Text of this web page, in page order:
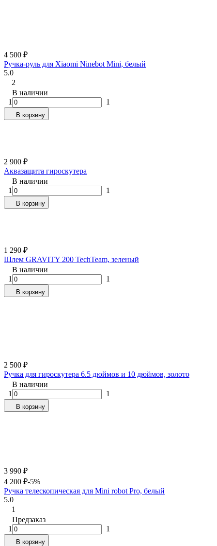
4 500 ₽
Ручка-руль для Xiaomi Ninebot Mini, белый
5.0
2
В наличии
1
1
В корзину
2 900 ₽
Аквазащита гироскутера
В наличии
1
1
В корзину
1 290 ₽
Шлем GRAVITY 200 TechTeam, зеленый
В наличии
1
1
В корзину
2 500 ₽
Ручка для гироскутера 6.5 дюймов и 10 дюймов, золото
В наличии
1
1
В корзину
3 990 ₽
4 200 ₽-5%
Ручка телескопическая для Mini robot Pro, белый
5.0
1
Предзаказ
1
1
В корзину